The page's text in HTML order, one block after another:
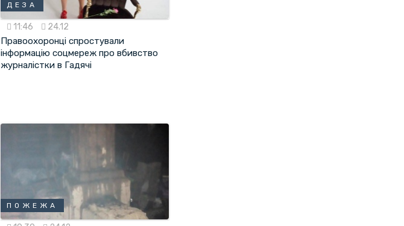
ДЕЗА
11:46 24.12
Правоохоронці спростували
інформацію соцмереж про вбивство
журналістки в Гадячі
ПОЖЕЖА